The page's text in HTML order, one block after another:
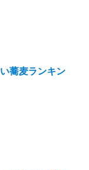
蕎麦ランキン